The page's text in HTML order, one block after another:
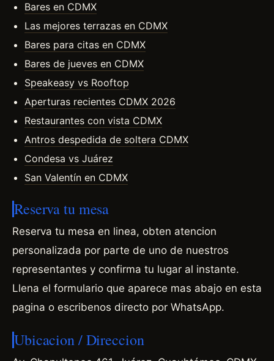
Bares en CDMX
Las mejores terrazas en CDMX
Bares para citas en CDMX
Bares de jueves en CDMX
Speakeasy vs Rooftop
Aperturas recientes CDMX 2026
Restaurantes con vista CDMX
Antros despedida de soltera CDMX
Condesa vs Juárez
San Valentín en CDMX
Reserva tu mesa
Reserva tu mesa en linea, obten atencion
personalizada por parte de uno de nuestros
representantes y confirma tu lugar al instante.
Llena el formulario que aparece mas abajo en esta
pagina o escribenos directo por WhatsApp.
Ubicacion / Direccion